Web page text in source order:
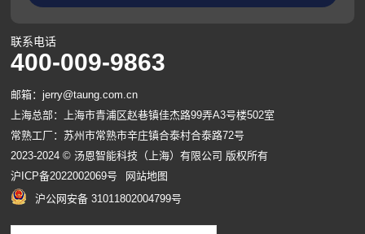
联系电话
400-009-9863
邮箱：jerry@taung.com.cn
上海总部：上海市青浦区赵巷镇佳杰路99弄A3号楼502室
常熟工厂：苏州市常熟市辛庄镇合泰村合泰路72号
2023-2024 © 汤恩智能科技（上海）有限公司 版权所有
沪ICP备2022002069号
网站地图
沪公网安备 31011802004799号